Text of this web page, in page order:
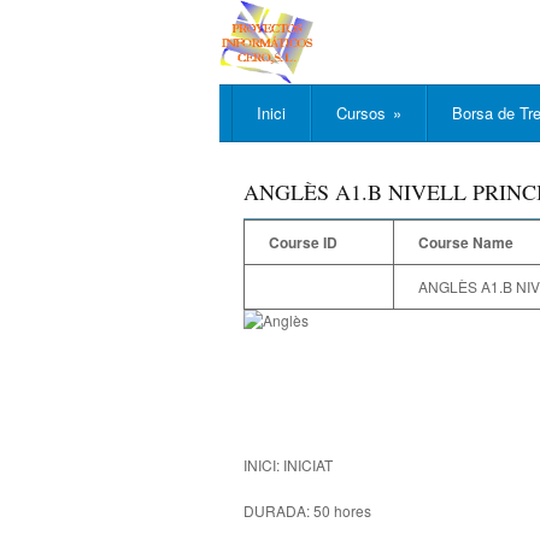
Inici Cursos » Borsa de
ANGLÈS A1.B NIVELL
Course ID Course Name
ANGLÈS A1.B
INICI: INICIAT
DURADA: 50 hores